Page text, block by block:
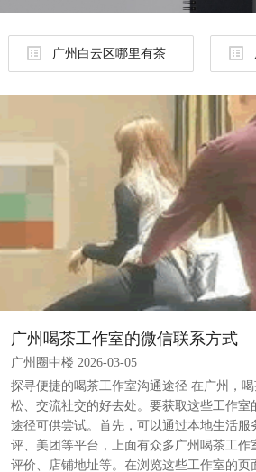
广州白云区哪里有茶
广州喝茶工作室的微信联系方式
广州圈中楼 2026-03-05
探寻便捷的喝茶工作室沟通途径 在广州，
松、交流社交的好去处。要获取这些工作室
途径可供尝试。首先，可以通过本地生活服
评、美团等平台，上面有众多广州喝茶工作
评价、店铺地址等。在浏览这些工作室的页